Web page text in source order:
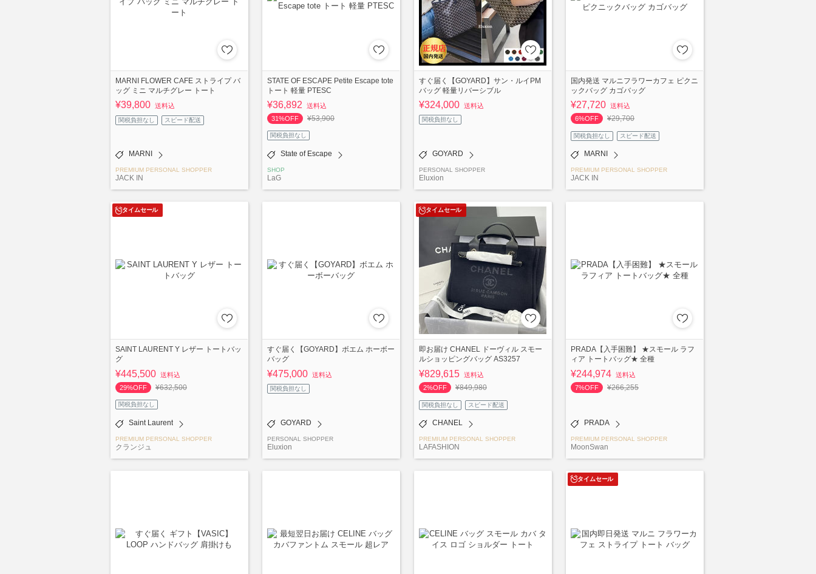
MARNI FLOWER CAFE ストライプ バ
ッグ ミニ マルチグレー トート
¥39,800 送料込
関税負担なし スピード配送
MARNI
PREMIUM PERSONAL SHOPPER
JACK IN
STATE OF ESCAPE Petite Escape tote
トート 軽量 PTESC
¥36,892
送料込
31%OFF
¥53,900
関税負担なし
State of Escape
SHOP
LaG
すぐ届く【GOYARD】サン・ルイPM
バッグ 軽量リバーシブル
¥324,000 送料込
関税負担なし
GOYARD
PERSONAL SHOPPER
Eluxion
国内発送 マルニフラワーカフェ ピクニ
ックバッグ カゴバッグ
¥27,720 送料込
6%OFF
¥29,700
関税負担なし スピード配送
MARNI
PREMIUM PERSONAL SHOPPER
JACK IN
タイムセール
SAINT LAURENT Y レザー トートバッ
グ
¥445,500 送料込
29%OFF
¥632,500
関税負担なし
Saint Laurent
PREMIUM PERSONAL SHOPPER
クランジュ
すぐ届く【GOYARD】ボエム ホーボー
バッグ
¥475,000 送料込
関税負担なし
GOYARD
PERSONAL SHOPPER
Eluxion
タイムセール
即お届け CHANEL ドーヴィル スモー
ルショッピングバッグ AS3257
¥829,615 送料込
2%OFF
¥849,980
関税負担なし スピード配送
CHANEL
PREMIUM PERSONAL SHOPPER
LAFASHION
PRADA【入手困難】 ★スモール ラフ
ィア トートバッグ★ 全種
¥244,974 送料込
7%OFF
¥266,255
PRADA
PREMIUM PERSONAL SHOPPER
MoonSwan
タイムセール